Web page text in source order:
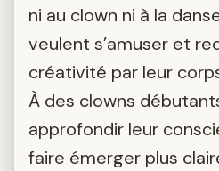
ni au clown ni à la
veulent s’amuser et
créativité par leur
À des clowns
approfondir leur
faire émerger plus